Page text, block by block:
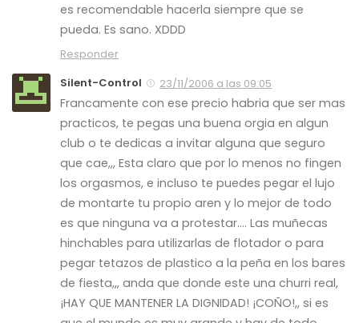
es recomendable hacerla siempre que se
pueda. Es sano. XDDD
Responder
Silent-Control
23/11/2006 a las 09:05
Francamente con ese precio habria que ser mas
practicos, te pegas una buena orgia en algun
club o te dedicas a invitar alguna que seguro
que cae,,, Esta claro que por lo menos no fingen
los orgasmos, e incluso te puedes pegar el lujo
de montarte tu propio aren y lo mejor de todo
es que ninguna va a protestar…. Las muñecas
hinchables para utilizarlas de flotador o para
pegar tetazos de plastico a la peña en los bares
de fiesta,,, anda que donde este una churri real,
¡HAY QUE MANTENER LA DIGNIDAD! ¡COÑO!,, si es